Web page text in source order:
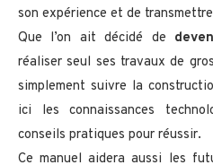
son expérience et de
Que l’on ait décidé de
réaliser seul ses travaux de
simplement suivre la
ici les connaissances
conseils pratiques pour réussir.
Ce manuel aidera aussi les